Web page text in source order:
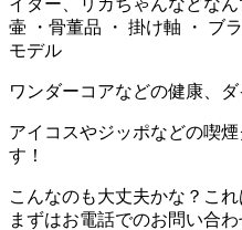
壷 ・骨董品 ・ 掛け軸 ・ ブ
モデル
ワンダーコアなどの健康、
アイコスやジッポなどの喫
す！
こんなのも大丈夫かな？こ
まずはお電話でのお問い合わ